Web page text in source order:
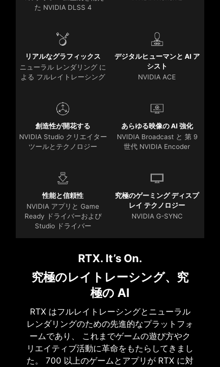
た NVIDIA DLSS 4
リアルなグラフィックス
ニューラル レンダリング に
よる フルレイトレーシング
デジタルヒューマンと AI ア
シスト
NVIDIA ACE
創造性が開花する
NVIDIA Studio クリエイター
ツールとテクノロジー
あらゆる映像の AI 強化
NVIDIA Broadcast と 第 9
世代 NVIDIA Encoder
性能と信頼性
NVIDIA アプリと Game
Ready ドライバーおよび
Studio ドライバー
究極のゲーミング ディスプ
レイ テクノロジー
NVIDIA G-SYNC
RTX. It’s On.
究極のレイトレーシング、究
極の AI
RTX はフルレイトレーシングとニューラル
レンダリングのための先進的なプラットフォ
ームであり、 これまでゲームの遊び方やク
リエイティブ活動に革命をもたらしてきまし
た。 700 以上のゲームとアプリが RTX に対